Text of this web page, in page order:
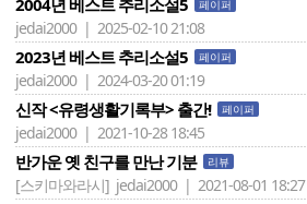
2004년 베스트 추리소설5 페이퍼
jedai2000 | 2025-02-10 21:08
2023년 베스트 추리소설5 페이퍼
jedai2000 | 2024-03-20 01:19
신작 <유령생활기록부> 출간! 페이퍼
jedai2000 | 2021-10-28 18:45
반가운 옛 친구를 만난 기분 리뷰
[스키마와라시] jedai2000 | 2021-08-01 18:27